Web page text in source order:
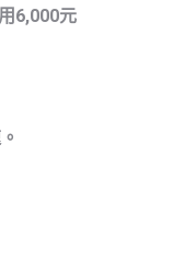
6,000元